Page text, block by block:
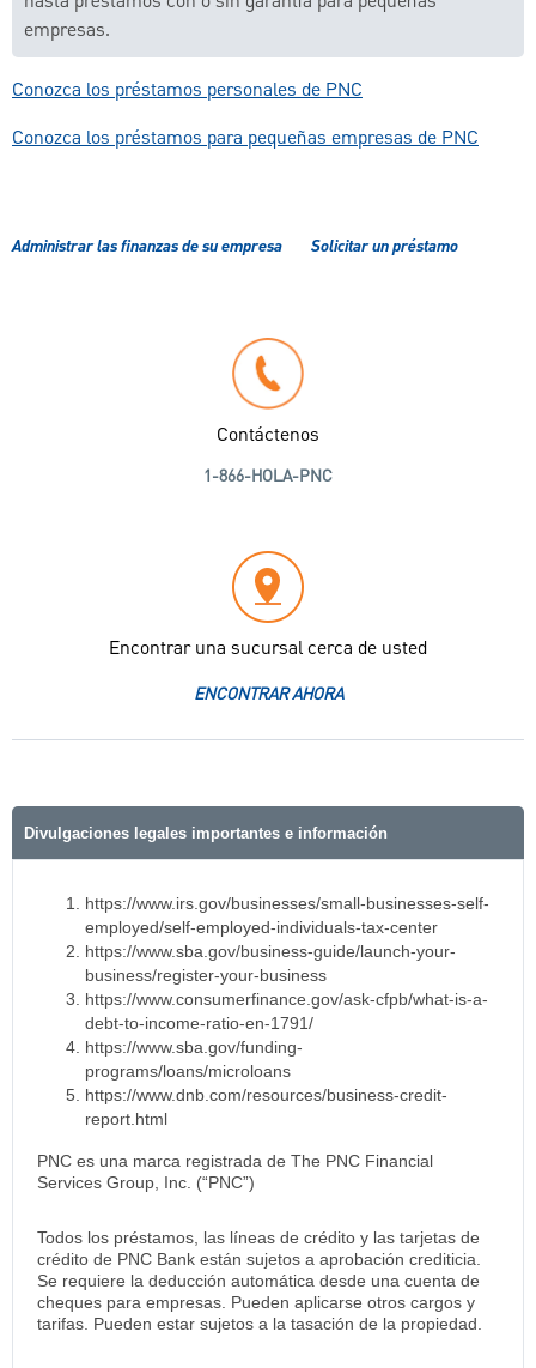
empresas.
Conozca los préstamos personales de PNC
Conozca los préstamos para pequeñas empresas de PNC
Administrar las finanzas de su empresa Solicitar un préstamo
Contáctenos
1-866-HOLA-PNC
Encontrar una sucursal cerca de usted
ENCONTRAR AHORA
Divulgaciones legales importantes e información
https://www.irs.gov/businesses/small-businesses-self-
employed/self-employed-individuals-tax-center
https://www.sba.gov/business-guide/launch-your-
business/register-your-business
https://www.consumerfinance.gov/ask-cfpb/what-is-a-
debt-to-income-ratio-en-1791/
https://www.sba.gov/funding-
programs/loans/microloans
https://www.dnb.com/resources/business-credit-
report.html
PNC es una marca registrada de The PNC Financial
Services Group, Inc. (“PNC”)
Todos los préstamos, las líneas de crédito y las tarjetas de
crédito de PNC Bank están sujetos a aprobación crediticia.
Se requiere la deducción automática desde una cuenta de
cheques para empresas. Pueden aplicarse otros cargos y
tarifas. Pueden estar sujetos a la tasación de la propiedad.